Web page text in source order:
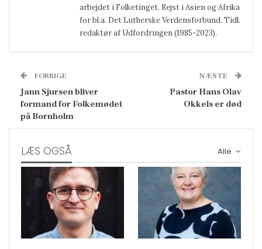
arbejdet i Folketinget. Rejst i Asien og Afrika
for bl.a. Det Lutherske Verdensforbund. Tidl.
redaktør af Udfordringen (1985-2023).
FORRIGE
Jann Sjursen bliver
formand for Folkemødet
på Bornholm
NÆSTE
Pastor Hans Olav
Okkels er død
Alle
LÆS OGSÅ